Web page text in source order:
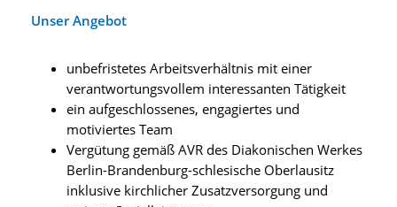
Unser Angebot
unbefristetes Arbeitsverhältnis mit einer
verantwortungsvollem interessanten Tätigkeit
ein aufgeschlossenes, engagiertes und
motiviertes Team
Vergütung gemäß AVR des Diakonischen Werkes
Berlin-Brandenburg-schlesische Oberlausitz
inklusive kirchlicher Zusatzversorgung und